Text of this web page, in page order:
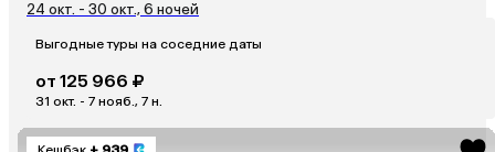
24 окт. - 30 окт., 6 ночей
Выгодные туры на соседние даты
от 125 966 ₽
31 окт. - 7 нояб., 7 н.